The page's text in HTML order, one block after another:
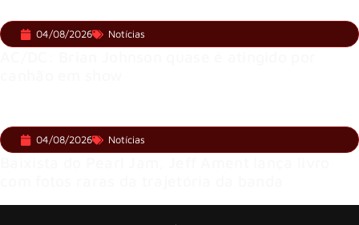
04/08/2026 Notícias
04/08/2026 Notícias